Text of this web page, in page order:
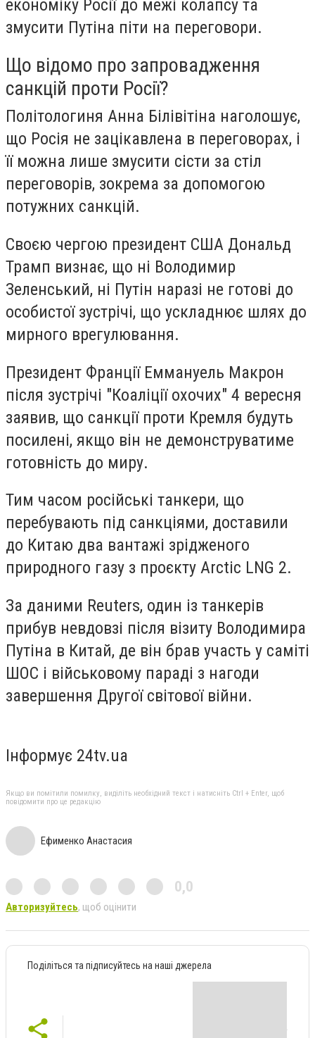
економіку Росії до межі колапсу та
змусити Путіна піти на переговори.
Що відомо про запровадження
санкцій проти Росії?
Політологиня Анна Білівітіна наголошує,
що Росія не зацікавлена в переговорах, і
її можна лише змусити сісти за стіл
переговорів, зокрема за допомогою
потужних санкцій.
Своєю чергою президент США Дональд
Трамп визнає, що ні Володимир
Зеленський, ні Путін наразі не готові до
особистої зустрічі, що ускладнює шлях до
мирного врегулювання.
Президент Франції Еммануель Макрон
після зустрічі "Коаліції охочих" 4 вересня
заявив, що санкції проти Кремля будуть
посилені, якщо він не демонструватиме
готовність до миру.
Тим часом російські танкери, що
перебувають під санкціями, доставили
до Китаю два вантажі зрідженого
природного газу з проєкту Arctic LNG 2.
За даними Reuters, один із танкерів
прибув невдовзі після візиту Володимира
Путіна в Китай, де він брав участь у саміті
ШОС і військовому параді з нагоди
завершення Другої світової війни.
Інформує 24tv.ua
Якщо ви помітили помилку, виділіть необхідний текст і натисніть Ctrl + Enter, щоб
повідомити про це редакцію
Ефименко Анастасия
0,0
Авторизуйтесь, щоб оцінити
Поділіться та підписуйтесь на наші джерела